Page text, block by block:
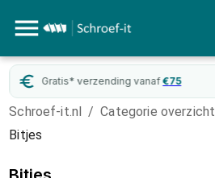
Schroef-it.nl / Categorie overzicht
Bitjes